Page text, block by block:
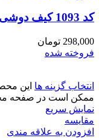
کد 1093 کیف دوشی بزرگ زنانه طرح برند
298,000 تومان
فروخته شده
انتخاب گزینه ها این
ممکن است در صفحه
نمایش سریع
مقايسه
افزودن به علاقه مندی